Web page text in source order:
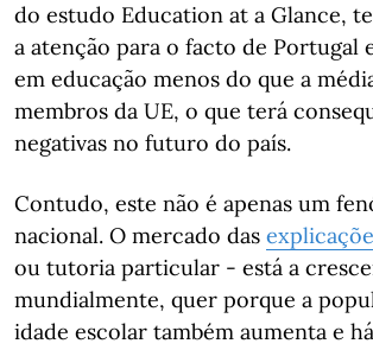
do estudo Education at a Glance,
a atenção para o facto de Portugal
em educação menos do que a
membros da UE, o que terá
negativas no futuro do país.
Contudo, este não é apenas um
nacional. O mercado das
ou tutoria particular - está a
mundialmente, quer porque a
idade escolar também aumenta e